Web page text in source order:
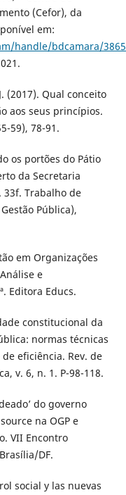
(Cefor), da
em:
handle/bdcamara/
(2017). Qual conceito
aos seus princípios.
59), 78-91.
os portões do Pátio
da Secretaria
33f. Trabalho de
Pública),
em Organizações
e
Editora Educs.
constitucional da
normas técnicas
eficiência. Rev. de
v. 6, n. 1. P-98-118.
do governo
na OGP e
VII Encontro
DF.
social y las nuevas